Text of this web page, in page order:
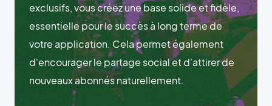
exclusifs, vous créez une base solide et fidèle,
essentielle pour le succès à long terme de
votre application. Cela permet également
d'encourager le partage social et d'attirer de
nouveaux abonnés naturellement.